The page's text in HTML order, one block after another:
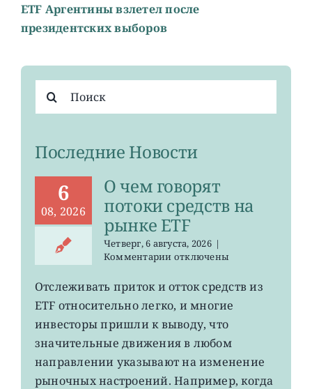
ETF Аргентины взлетел после
президентских выборов
поиска:
Последние Новости
6
08, 2026
О чем говорят
потоки средств на
рынке ETF
Четверг, 6 августа, 2026 |
Комментариик
О
говорят
потоки
средств
на
рынке
ETF
отключены
Отслеживать приток и отток средств из
ETF относительно легко, и многие
инвесторы пришли к выводу, что
значительные движения в любом
направлении указывают на изменение
рыночных настроений. Например, когда